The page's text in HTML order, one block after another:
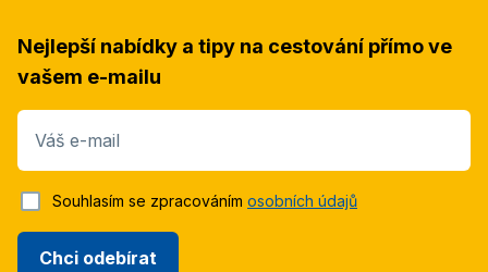
Nejlepší nabídky a tipy na cestování přímo ve
vašem e-mailu
Váš e-mail
Chci odebírat
Souhlasím se zpracováním osobních údajů